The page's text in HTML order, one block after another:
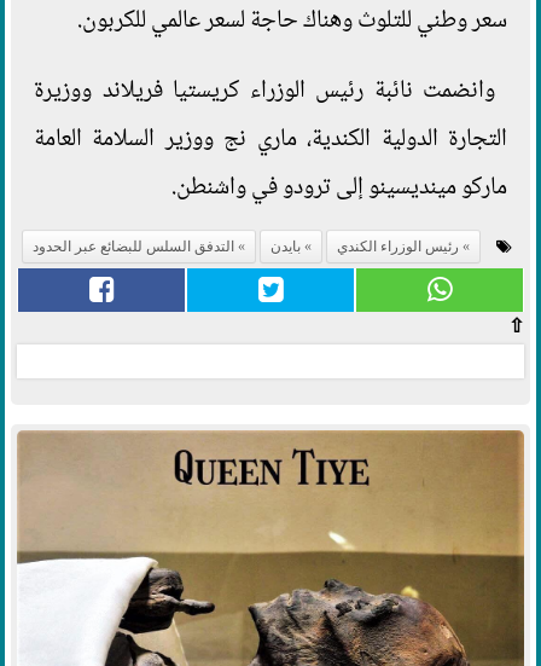
سعر وطني للتلوث وهناك حاجة لسعر عالمي للكربون.
وانضمت نائبة رئيس الوزراء كريستيا فريلاند ووزيرة
التجارة الدولية الكندية، ماري نج ووزير السلامة العامة
ماركو مينديسينو إلى ترودو في واشنطن.
رئيس الوزراء الكندي بايدن التدفق السلس للبضائع عبر الحدود
⇧